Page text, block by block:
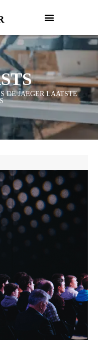
DE JAEGER LAATSTE